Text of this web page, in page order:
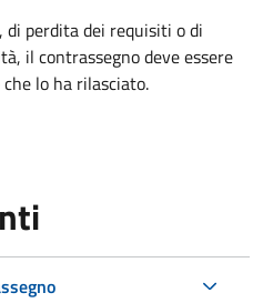
di perdita dei requisiti o di
il contrassegno deve essere
lo ha rilasciato.